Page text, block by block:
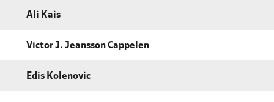
Ali Kais
Victor J. Jeansson Cappelen
Edis Kolenovic